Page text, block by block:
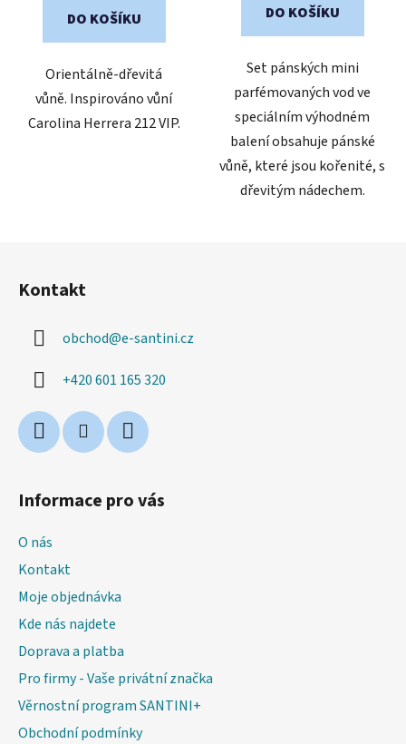
5
DO KOŠÍKU
Orientálně-dřevitá
vůně. Inspirováno vůní
Carolina Herrera 212 VIP.
DO KOŠÍKU
Set pánských mini
parfémovaných vod ve
speciálním výhodném
balení obsahuje pánské
vůně, které jsou kořenité, s
dřevitým nádechem.
Kontakt
obchod@e-santini.cz
+420 601 165 320
Informace pro vás
O nás
Kontakt
Moje objednávka
Kde nás najdete
Doprava a platba
Pro firmy - Vaše privátní značka
Věrnostní program SANTINI+
Obchodní podmínky